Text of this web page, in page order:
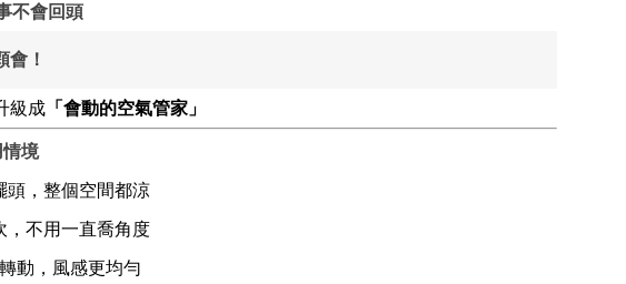
不會回頭
會！
級成 「會動的空氣管家」
情境
頭，整個空間都涼
，不用一直喬角度
動，風感更均勻